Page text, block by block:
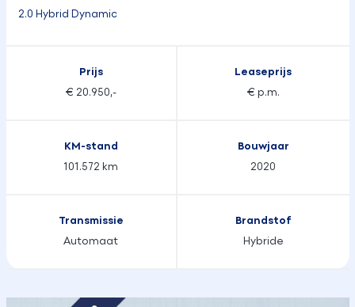
2.0 Hybrid Dynamic
Prijs
€ 20.950,-
Leaseprijs
€ p.m.
KM-stand
101.572 km
Bouwjaar
2020
Transmissie
Automaat
Brandstof
Hybride